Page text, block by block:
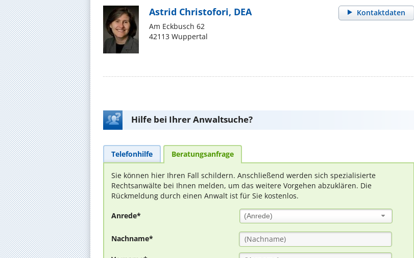
Kontaktdaten
Astrid Christofori, DEA
Am Eckbusch 62
42113 Wuppertal
Hilfe bei Ihrer Anwaltsuche?
Telefonhilfe Beratungsanfrage
Sie können hier Ihren Fall schildern. Anschließend werden sich spezialisierte
Rechtsanwälte bei Ihnen melden, um das weitere Vorgehen abzuklären. Die
Rückmeldung durch einen Anwalt ist für Sie kostenlos.
Anrede* (Anrede)
Nachname*